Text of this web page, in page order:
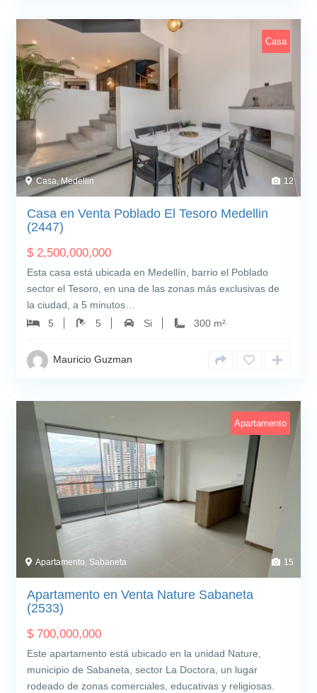
Casa
Casa, Medellin 12
Casa en Venta Poblado El Tesoro Medellin
(2447)
$ 2,500,000,000
Esta casa está ubicada en Medellín, barrio el Poblado
sector el Tesoro, en una de las zonas más exclusivas de
la ciudad, a 5 minutos…
5
5 Si 300 m²
Mauricio Guzman
Apartamento
Apartamento, Sabaneta 15
Apartamento en Venta Nature Sabaneta
(2533)
$ 700,000,000
Este apartamento está ubicado en la unidad Nature,
municipio de Sabaneta, sector La Doctora, un lugar
rodeado de zonas comerciales, educativas y religiosas.